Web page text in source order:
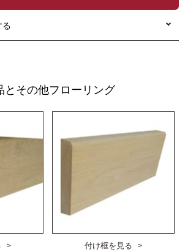
とその他フローリング
付け框を見る